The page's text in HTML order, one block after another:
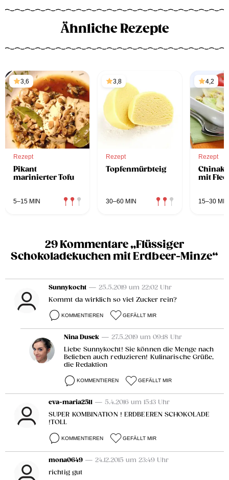
Ähnliche Rezepte
3,6
Rezept
Pikant
marinierter Tofu
5–15 MIN
3,8
Rezept
Topfenmürbteig
30–60 MIN
4,2
Rezept
mit
15–30 MIN
29 Kommentare „Flüssiger
Schokoladekuchen mit Erdbeer-Minze“
Sunnykocht — 25.5.2019 um 22:02 Uhr
Kommt da wirklich so viel Zucker rein?
KOMMENTIEREN GEFÄLLT MIR
Nina Dusek — 27.5.2019 um 09:18 Uhr
Liebe Sunnykocht! Sie können die Menge nach
Belieben auch reduzieren! Kulinarische Grüße,
die Redaktion
KOMMENTIEREN GEFÄLLT MIR
eva-maria2511 — 5.4.2016 um 15:13 Uhr
SUPER KOMBINATION ! ERDBEEREN SCHOKOLADE
!TOLL
KOMMENTIEREN GEFÄLLT MIR
mona0649 — 24.12.2015 um 23:49 Uhr
richtig gut